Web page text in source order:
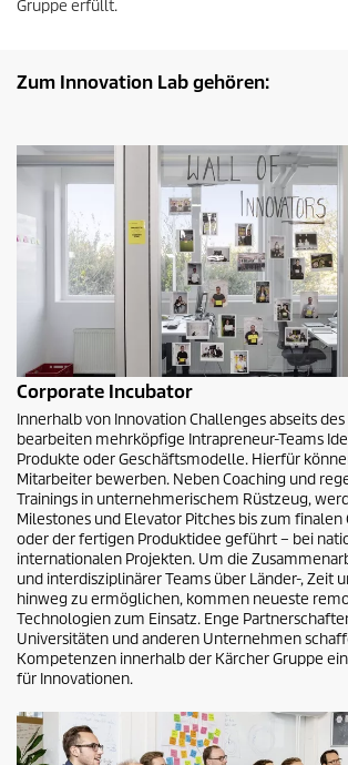
Gruppe erfüllt.
Zum Innovation Lab gehören:
Corporate Incubator
Innerhalb von Innovation Challenges abseits
bearbeiten mehrköpfige Intrapreneur-Teams
Produkte oder Geschäftsmodelle. Hierfür
Mitarbeiter bewerben. Neben Coaching und
Trainings in unternehmerischem Rüstzeug,
Milestones und Elevator Pitches bis zum
oder der fertigen Produktidee geführt – bei
internationalen Projekten. Um die
und interdisziplinärer Teams über Länder-, Zeit
hinweg zu ermöglichen, kommen neueste
Technologien zum Einsatz. Enge
Universitäten und anderen Unternehmen
Kompetenzen innerhalb der Kärcher Gruppe
für Innovationen.